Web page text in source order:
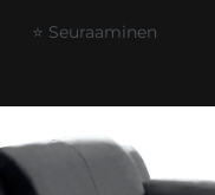
⭐ Seuraaminen